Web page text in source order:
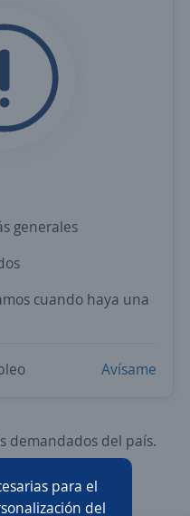
para el
del
generales
cuando haya una
Avísame
demandados del país.
freelance